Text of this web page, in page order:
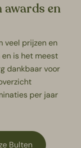
awards en
veel prijzen en
is het meest
dankbaar voor
per jaar
Bulten